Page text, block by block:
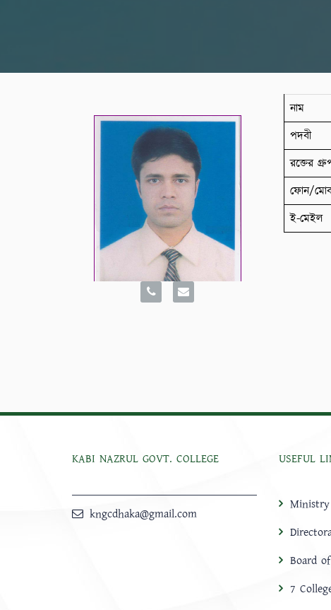
নাম
পদবী
রক্তের
ফোন/
ই-মেইল
KABI NAZRUL GOVT. COLLEGE
kngcdhaka@gmail.com
USEFUL
Board
7